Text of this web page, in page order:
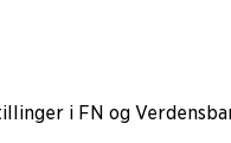
i FN og